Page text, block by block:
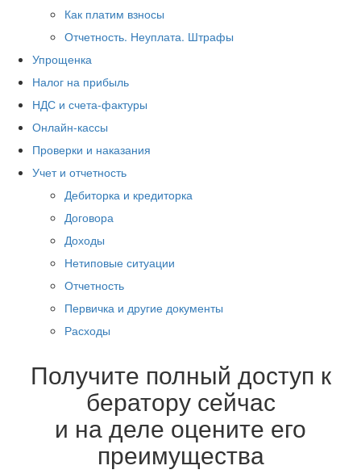
Как платим взносы
Отчетность. Неуплата. Штрафы
Упрощенка
Налог на прибыль
НДС и счета-фактуры
Онлайн-кассы
Проверки и наказания
Учет и отчетность
Дебиторка и кредиторка
Договора
Доходы
Нетиповые ситуации
Отчетность
Первичка и другие документы
Расходы
Получите полный доступ к
бератору сейчас
и на деле оцените его
преимущества